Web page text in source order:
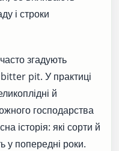
і строки
згадують
pit. У практиці
й
господарства
історія: які сорти й
у попередні роки.